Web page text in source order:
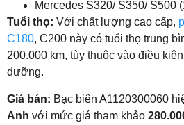
Mercedes S320/ S350/ S500
Tuổi thọ: Với chất lượng cao cấp,
C180, C200 này có tuổi thọ trung
200.000 km, tùy thuộc vào điều
dưỡng.
Giá bán: Bạc biên A1120300060
Anh với mức giá tham khảo